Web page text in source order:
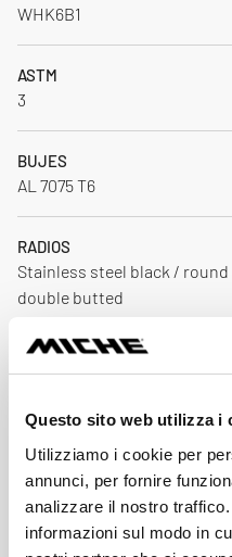
Questo sito web utilizza i
Utilizziamo i cookie per
annunci, per fornire
analizzare il nostro
informazioni sul modo in
WHK6B1
ASTM
3
BUJES
AL 7075 T6
RADIOS
Stainless steel black /
double butted
CABECILLAS
1618 (+/- 3%) (Tubeless Ready
MONTAJE